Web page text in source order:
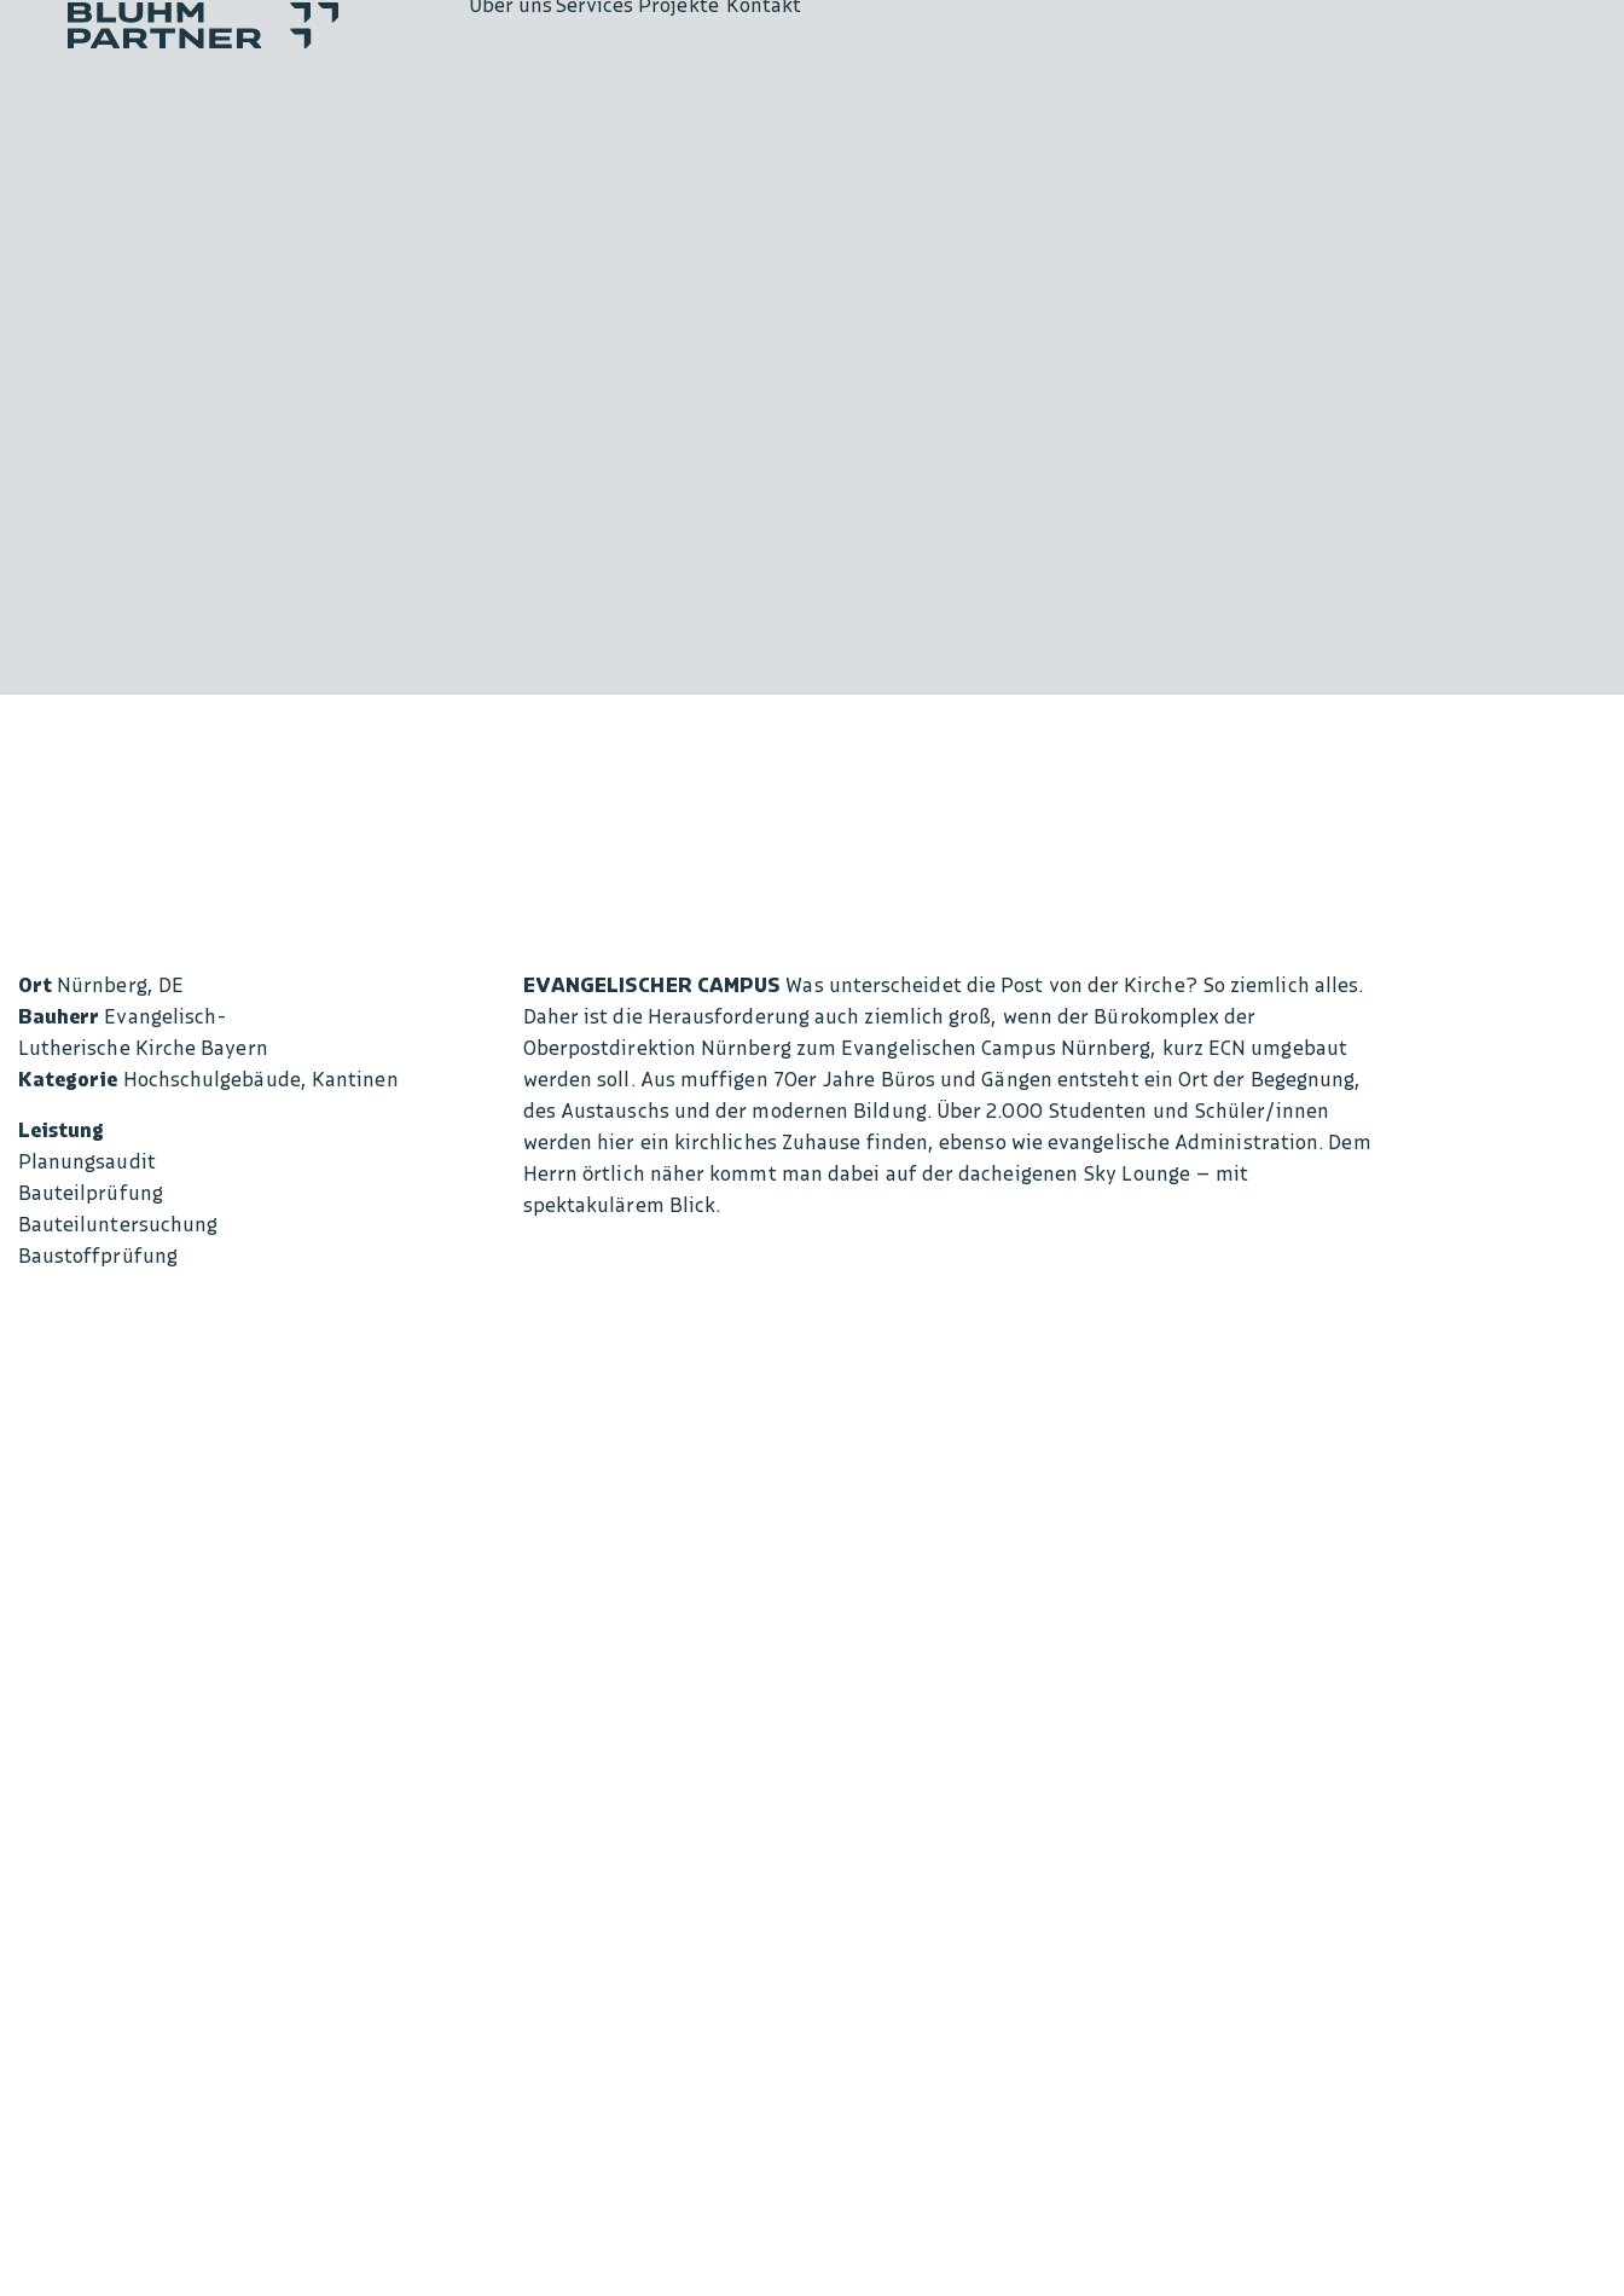
Bluhm Partner
Über uns Services Projekte Kontakt
OrtNürnberg, DE
Bauherr Evangelisch-
Lutherische Kirche Bayern
Kategorie Hochschulgebäude, Kantinen
Leistung
Planungsaudit
Bauteilprüfung
Bauteiluntersuchung
Baustoffprüfung
EVANGELISCHER CAMPUS Was unterscheidet die Post von der Kirche? So ziemlich alles.
Daher ist die Herausforderung auch ziemlich groß, wenn der Bürokomplex der
Oberpostdirektion Nürnberg zum Evangelischen Campus Nürnberg, kurz ECN umgebaut
werden soll. Aus muffigen 70er Jahre Büros und Gängen entsteht ein Ort der Begegnung,
des Austauschs und der modernen Bildung. Über 2.000 Studenten und Schüler/innen
werden hier ein kirchliches Zuhause finden, ebenso wie evangelische Administration. Dem
Herrn örtlich näher kommt man dabei auf der dacheigenen Sky Lounge – mit
spektakulärem Blick.